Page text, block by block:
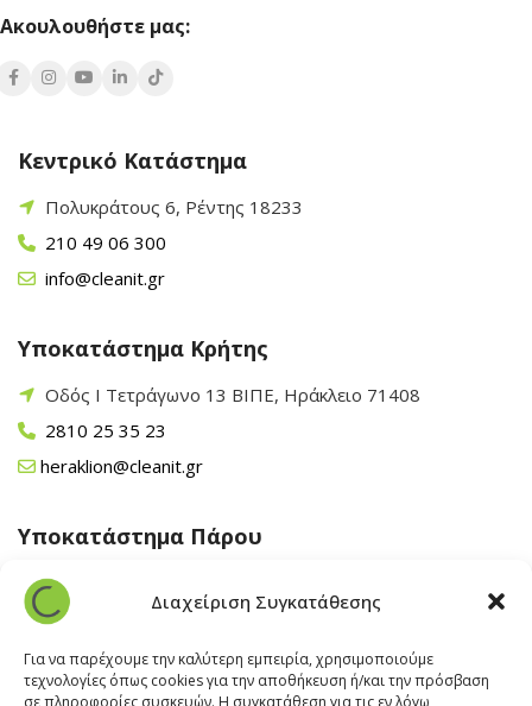
Διαχείριση Συγκατάθεσης
Για να παρέχουμε την καλύτερη εμπειρία, χρησιμοποιούμε
τεχνολογίες όπως cookies για την αποθήκευση ή/και την πρόσβαση
σε πληροφορίες συσκευών. Η συγκατάθεση για τις εν λόγω
Ακουλουθήστε μας:
Κεντρικό Κατάστημα
Πολυκράτους 6, Ρέντης 18233
210 49 06 300
info@cleanit.gr
Υποκατάστημα Κρήτης
Οδός Ι Τετράγωνο 13 ΒΙΠΕ, Ηράκλειο 71408
2810 25 35 23
heraklion@cleanit.gr
Υποκατάστημα Πάρου
Άγιος Βλάσης Αρχίλοχος, Πάρος 84400
22840 43 163
paros@cleanit.gr